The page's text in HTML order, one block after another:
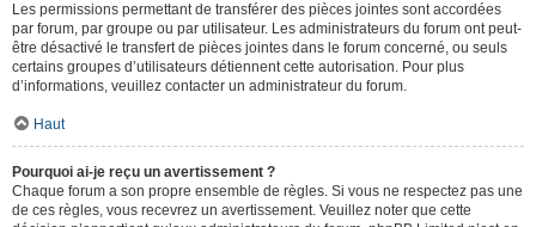
Les permissions permettant de transférer des pièces jointes sont accordées
par forum, par groupe ou par utilisateur. Les administrateurs du forum ont peut-
être désactivé le transfert de pièces jointes dans le forum concerné, ou seuls
certains groupes d’utilisateurs détiennent cette autorisation. Pour plus
d’informations, veuillez contacter un administrateur du forum.
Haut
Pourquoi ai-je reçu un avertissement ?
Chaque forum a son propre ensemble de règles. Si vous ne respectez pas une
de ces règles, vous recevrez un avertissement. Veuillez noter que cette